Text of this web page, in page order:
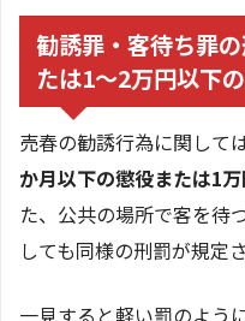
勧誘罪・客待ち罪
たは1～2万円以下の
売春の勧誘行為に関しては
か月以下の懲役または1
た、公共の場所で客を待
しても同様の刑罰が規定
一見すると軽い罰のよう